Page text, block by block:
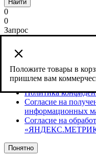
Найти
0
0
Запрос
Положите товары в
пришлем вам
Сайт использует cookies
Метрика,
119021, Россия, Москва,
Согласие на
Политика
Согласие на
информационных
Согласие на
Понятно